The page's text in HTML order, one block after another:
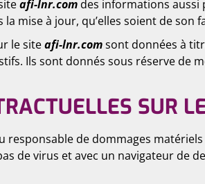
afi-lnr.com des informations aussi
la mise à jour, qu’elles soient de
le siteafi-lnr.comsont données à
Ils sont donnés sous réserve de
SUR
de dommages
de virus et avec un navigateur de